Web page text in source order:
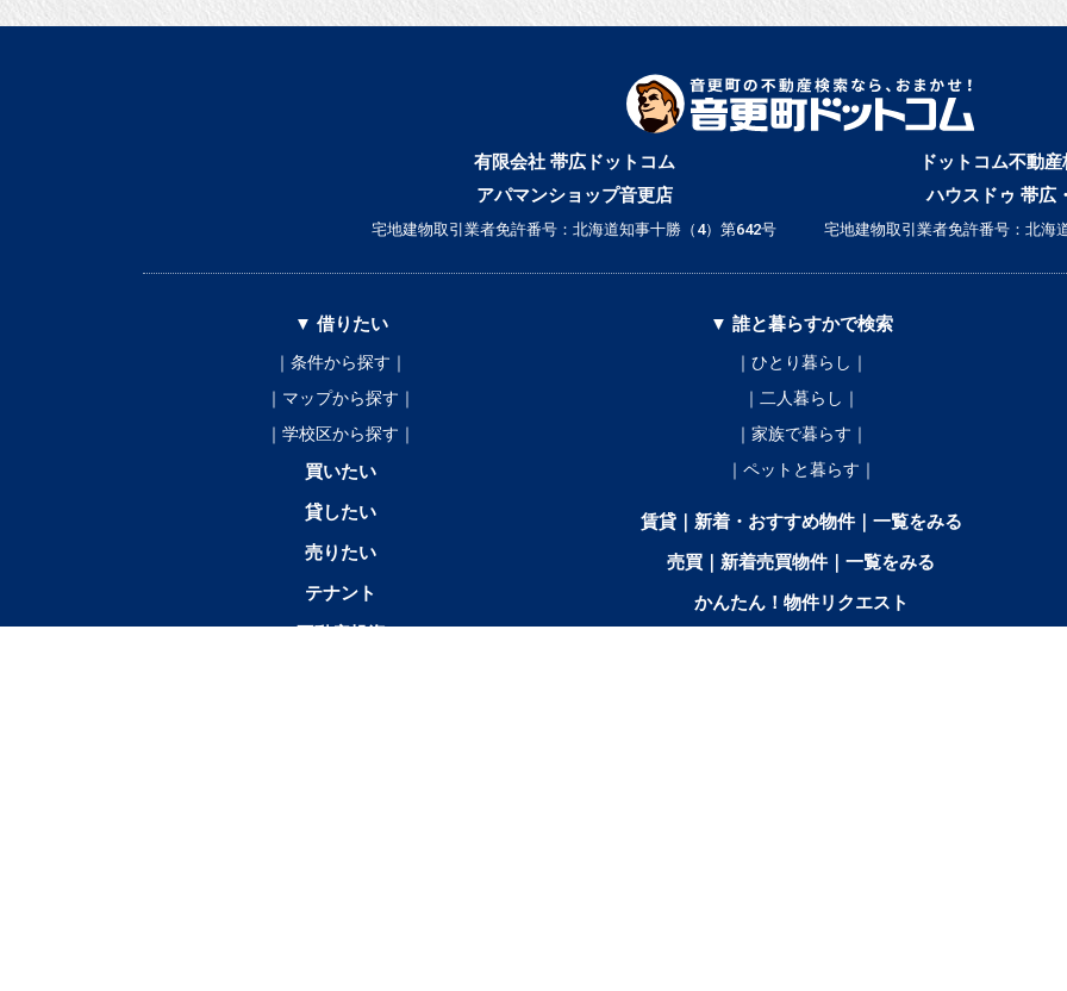
有限会社 帯広ドットコム
アパマンショップ音更店
宅地建物取引業者免許番号：北海道知事十勝（4）第642号
ドットコム不動
ハウスドゥ 帯広
宅地建物取引業者免許番号：北海
▼ 借りたい
｜条件から探す｜
｜マップから探す｜
｜学校区から探す｜
買いたい
貸したい
売りたい
テナント
不動産投資
▼ 誰と暮らすかで検索
｜ひとり暮らし｜
｜二人暮らし｜
｜家族で暮らす｜
｜ペットと暮らす｜
賃貸｜新着・おすすめ物件｜一覧をみる
売買｜新着売買物件｜一覧をみる
かんたん！物件リクエスト